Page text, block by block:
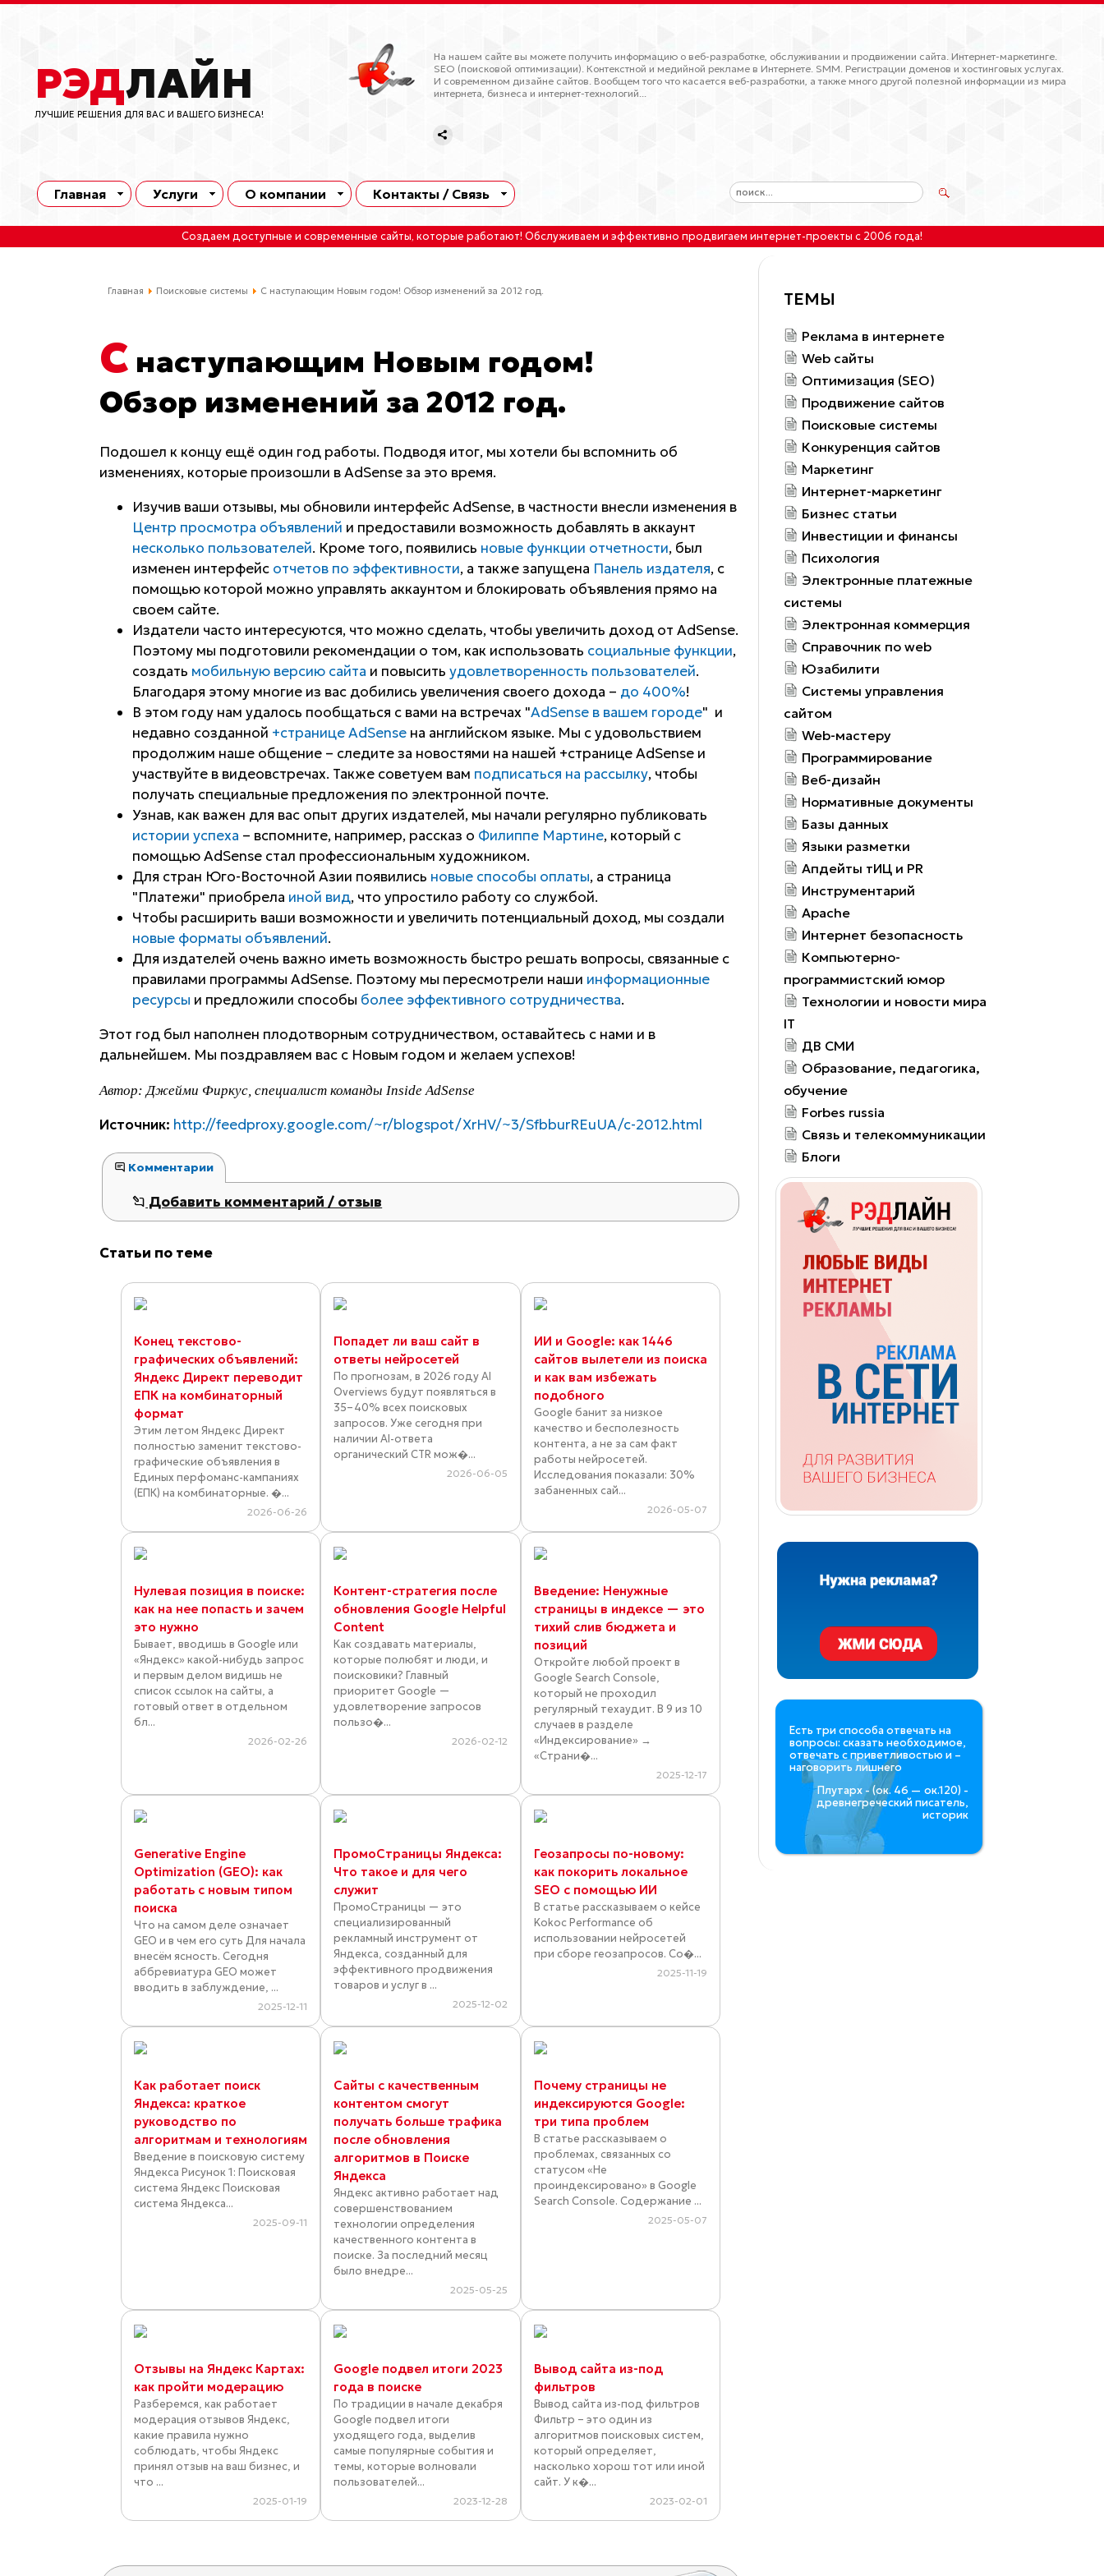
РЭДЛАЙН
ЛУЧШИЕ РЕШЕНИЯ ДЛЯ ВАС И ВАШЕГО БИЗНЕСА!
На нашем сайте вы можете получить информацию о веб-разработке, обслуживании и продвижении сайта. Интернет-маркетинге.
SEO (поисковой оптимизации). Контекстной и медийной рекламе в Интернете. SMM. Регистрации доменов и хостинговых услугах.
И современном дизайне сайтов. Вообщем того что касается веб-разработки, а также много другой полезной информации из мира
интернета, бизнеса и интернет-технологий...
Главная Услуги О компании Контакты / Связь
Создаем доступные и современные сайты, которые работают! Обслуживаем и эффективно продвигаем интернет-проекты с 2006 года!
Главная Поисковые системы C наступающим Новым годом! Обзор изменений за 2012 год.
C наступающим Новым годом!
Обзор изменений за 2012 год.
Подошел к концу ещё один год работы. Подводя итог, мы хотели бы вспомнить об
изменениях, которые произошли в AdSense за это время.
Изучив ваши отзывы, мы обновили интерфейс AdSense, в частности внесли изменения в
Центр просмотра объявлений и предоставили возможность добавлять в аккаунт
несколько пользователей. Кроме того, появились новые функции отчетности, был
изменен интерфейс отчетов по эффективности, а также запущена Панель издателя, с
помощью которой можно управлять аккаунтом и блокировать объявления прямо на
своем сайте.
Издатели часто интересуются, что можно сделать, чтобы увеличить доход от AdSense.
Поэтому мы подготовили рекомендации о том, как использовать социальные функции,
создать мобильную версию сайта и повысить удовлетворенность пользователей.
Благодаря этому многие из вас добились увеличения своего дохода – до 400%!
В этом году нам удалось пообщаться с вами на встречах "AdSense в вашем городе" и
недавно созданной +странице AdSenseна английском языке. Мы с удовольствием
продолжим наше общение – следите за новостями на нашей +странице AdSense и
участвуйте в видеовстречах. Также советуем вам подписаться на рассылку, чтобы
получать специальные предложения по электронной почте.
Узнав, как важен для вас опыт других издателей, мы начали регулярно публиковать
истории успеха – вспомните, например, рассказ о Филиппе Мартине, который с
помощью AdSense стал профессиональным художником.
Для стран Юго-Восточной Азии появились новые способы оплаты, а страница
"Платежи" приобрела иной вид, что упростило работу со службой.
Чтобы расширить ваши возможности и увеличить потенциальный доход, мы создали
новые форматы объявлений.
Для издателей очень важно иметь возможность быстро решать вопросы, связанные с
правилами программы AdSense. Поэтому мы пересмотрели наши информационные
ресурсы и предложили способы более эффективного сотрудничества.
Этот год был наполнен плодотворным сотрудничеством, оставайтесь с нами и в
дальнейшем. Мы поздравляем вас с Новым годом и желаем успехов!
Автор: Джейми Фиркус, специалист команды Inside AdSense
Источник: http://feedproxy.google.com/~r/blogspot/XrHV/~3/SfbburREuUA/c-2012.html
Комментарии
Добавить комментарий / отзыв
Статьи по теме
Конец текстово-
графических объявлений:
Яндекс Директ переводит
ЕПК на комбинаторный
формат
Этим летом Яндекс Директ
полностью заменит текстово-
графические объявления в
Единых перфоманс-кампаниях
(ЕПК) на комбинаторные. �...
2026-06-26
Попадет ли ваш сайт в
ответы нейросетей
По прогнозам, в 2026 году AI
Overviews будут появляться в
35–40% всех поисковых
запросов. Уже сегодня при
наличии AI-ответа
органический CTR мож�...
2026-06-05
ИИ и Google: как 1446
сайтов вылетели из поиска
и как вам избежать
подобного
Google банит за низкое
качество и бесполезность
контента, а не за сам факт
работы нейросетей.
Исследования показали: 30%
забаненных сай...
2026-05-07
Нулевая позиция в поиске:
как на нее попасть и зачем
это нужно
Бывает, вводишь в Google или
«Яндекс» какой-нибудь запрос
и первым делом видишь не
список ссылок на сайты, а
готовый ответ в отдельном
бл...
2026-02-26
Контент-стратегия после
обновления Google Helpful
Content
Как создавать материалы,
которые полюбят и люди, и
поисковики? Главный
приоритет Google —
удовлетворение запросов
пользо�...
2026-02-12
Введение: Ненужные
страницы в индексе — это
тихий слив бюджета и
позиций
Откройте любой проект в
Google Search Console,
который не проходил
регулярный техаудит. В 9 из 10
случаев в разделе
«Индексирование» →
«Страни�...
2025-12-17
Generative Engine
Optimization (GEO): как
работать с новым типом
поиска
Что на самом деле означает
GEO и в чем его суть Для начала
внесём ясность. Сегодня
аббревиатура GEO может
вводить в заблуждение, ...
2025-12-11
ПромоСтраницы Яндекса:
Что такое и для чего
служит
ПромоСтраницы — это
специализированный
рекламный инструмент от
Яндекса, созданный для
эффективного продвижения
товаров и услуг в ...
2025-12-02
Геозапросы по-новому:
как покорить локальное
SEO с помощью ИИ
В статье рассказываем о кейсе
Kokoc Performance об
использовании нейросетей
при сборе геозапросов. Со�...
2025-11-19
Как работает поиск
Яндекса: краткое
руководство по
алгоритмам и технологиям
Введение в поисковую систему
Яндекса Рисунок 1: Поисковая
система Яндекс Поисковая
система Яндекса...
2025-09-11
Сайты с качественным
контентом смогут
получать больше трафика
после обновления
алгоритмов в Поиске
Яндекса
Яндекс активно работает над
совершенствованием
технологии определения
качественного контента в
поиске. За последний месяц
было внедре...
2025-05-25
Почему страницы не
индексируются Google:
три типа проблем
В статье рассказываем о
проблемах, связанных со
статусом «Не
проиндексировано» в Google
Search Console. Содержание ...
2025-05-07
Отзывы на Яндекс Картах:
как пройти модерацию
Разберемся, как работает
модерация отзывов Яндекс,
какие правила нужно
соблюдать, чтобы Яндекс
принял отзыв на ваш бизнес, и
что ...
2025-01-19
Google подвел итоги 2023
года в поиске
По традиции в начале декабря
Google подвел итоги
уходящего года, выделив
самые популярные события и
темы, которые волновали
пользователей...
2023-12-28
Вывод сайта из-под
фильтров
Вывод сайта из-под фильтров
Фильтр – это один из
алгоритмов поисковых систем,
который определяет,
насколько хорош тот или иной
сайт. У к�...
2023-02-01
ТЕМЫ
Реклама в интернете
Web сайты
Оптимизация (SEO)
Продвижение сайтов
Поисковые системы
Конкуренция сайтов
Маркетинг
Интернет-маркетинг
Бизнес статьи
Инвестиции и финансы
Психология
Электронные платежные
системы
Электронная коммерция
Справочник по web
Юзабилити
Системы управления
сайтом
Web-мастеру
Программирование
Веб-дизайн
Нормативные документы
Базы данных
Языки разметки
Апдейты тИЦ и PR
Инструментарий
Apache
Интернет безопасность
Компьютерно-
программистский юмор
Технологии и новости мира
IT
ДВ СМИ
Образование, педагогика,
обучение
Forbes russia
Связь и телекоммуникации
Блоги
Есть три способа отвечать на
вопросы: сказать необходимое,
отвечать с приветливостью и –
наговорить лишнего
Плутарх - (ок. 46 — ок.120) -
древнегреческий писатель,
историк